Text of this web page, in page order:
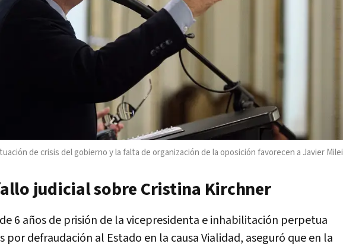
de crisis del gobierno y la falta de organización de la oposición favorecen a Javier Milei
judicial sobre Cristina Kirchner
6 años de prisión de la vicepresidenta e inhabilitación perpetua
por defraudación al Estado en la causa Vialidad, aseguró que en la